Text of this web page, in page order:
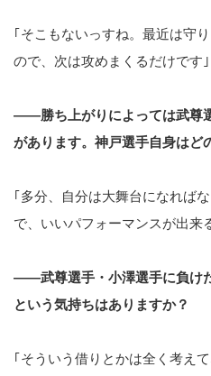
｢そこもないっすね。最近は守
ので、次は攻めまくるだけです｣
――勝ち上がりによっては武尊
があります。神戸選手自身はど
｢多分、自分は大舞台になれば
で、いいパフォーマンスが出来
――武尊選手・小澤選手に負け
という気持ちはありますか？
｢そういう借りとかは全く考え